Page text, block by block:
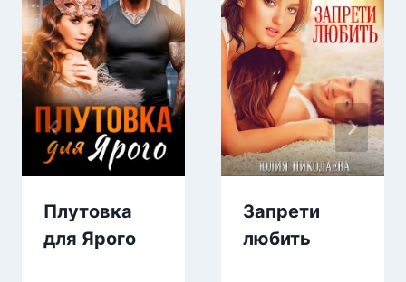
Плутовка
для Ярого
Запрети
любить